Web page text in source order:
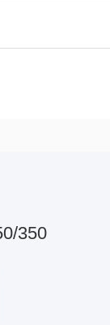
350